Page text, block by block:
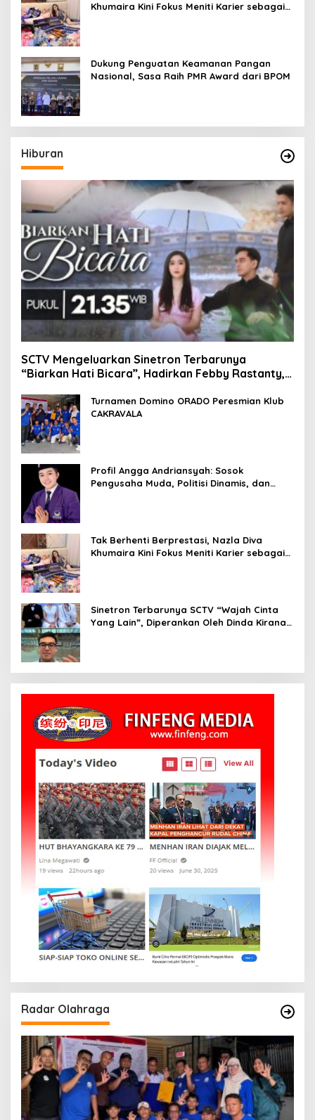
Khumaira Kini Fokus Meniti Karier sebagai
Dukung Penguatan Keamanan Pangan
Nasional, Sasa Raih PMR Award dari BPOM
Hiburan
SCTV Mengeluarkan Sinetron Terbarunya
“Biarkan Hati Bicara”, Hadirkan Febby Rastanty,
Turnamen Domino ORADO Peresmian Klub
CAKRAVALA
Profil Angga Andriansyah: Sosok
Pengusaha Muda, Politisi Dinamis, dan
Tak Berhenti Berprestasi, Nazla Diva
Khumaira Kini Fokus Meniti Karier sebagai
Sinetron Terbarunya SCTV “Wajah Cinta
Yang Lain”, Diperankan Oleh Dinda Kirana,
Radar Olahraga